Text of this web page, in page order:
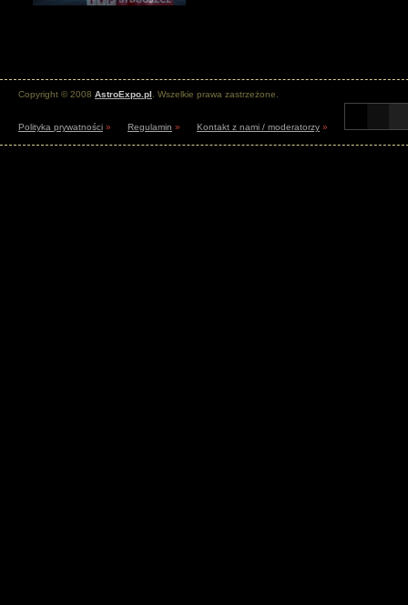
Copyright © 2008 AstroExpo.pl . Wszelkie prawa zastrzeżone.
Polityka prywatności » Regulamin » Kontakt z nami / moderatorzy »